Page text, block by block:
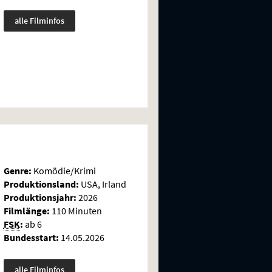
alle Filminfos
Genre: Komödie/Krimi
Produktionsland: USA, Irland
Produktionsjahr: 2026
Filmlänge: 110 Minuten
FSK: ab 6
Bundesstart: 14.05.2026
alle Filminfos